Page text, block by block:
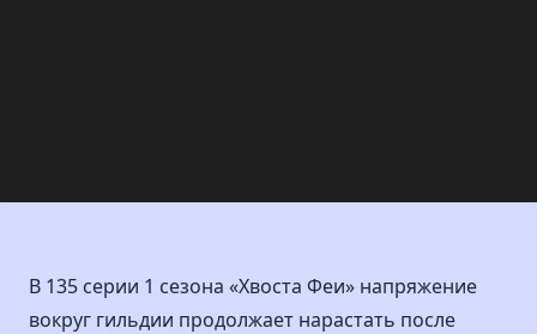
В 135 серии 1 сезона «Хвоста Феи» напряжение
вокруг гильдии продолжает нарастать после